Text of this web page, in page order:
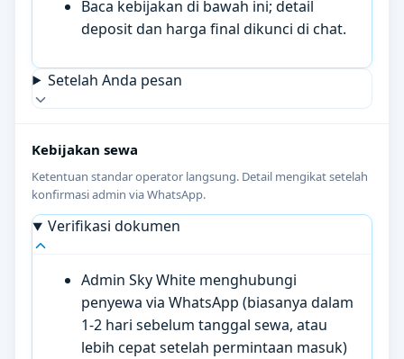
Baca kebijakan di bawah ini; detail
deposit dan harga final dikunci di chat.
Setelah Anda pesan
Kebijakan sewa
Ketentuan standar operator langsung. Detail mengikat setelah
konfirmasi admin via WhatsApp.
Verifikasi dokumen
Admin Sky White menghubungi
penyewa via WhatsApp (biasanya dalam
1-2 hari sebelum tanggal sewa, atau
lebih cepat setelah permintaan masuk)